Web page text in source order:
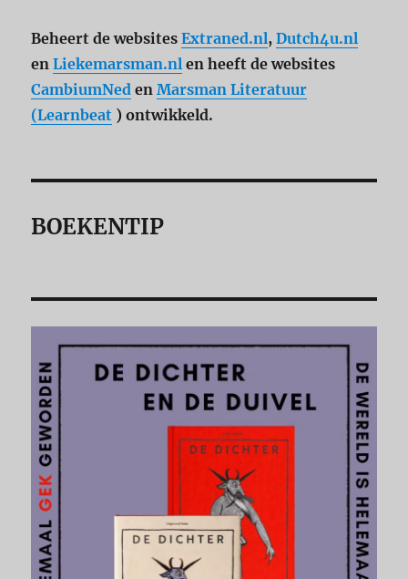
Beheert de websitesExtraned.nl,Dutch4u.nl
enLiekemarsman.nl en heeft de websites
CambiumNed enMarsman Literatuur
(Learnbeat ) ontwikkeld.
BOEKENTIP